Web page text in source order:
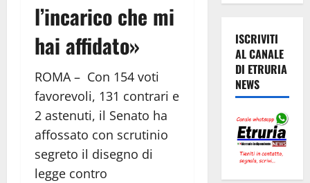
l’incarico che mi
hai affidato»
ROMA – Con 154 voti
favorevoli, 131 contrari e
2 astenuti, il Senato ha
affossato con scrutinio
segreto il disegno di
legge contro
ISCRIVITI
AL CANALE
DI ETRURIA
NEWS